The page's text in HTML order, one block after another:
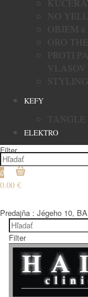
NO
OBJEM
ORO
PROTI
VLASOV
STYLING
KEFY
TANGLE
ELEKTRO
Filter
0
0.00 €
Predajňa : Jégeho 10,
Filter